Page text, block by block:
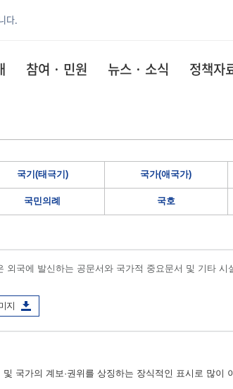
다.
참여 · 민원 뉴스 · 소식 정책자
국기(태극기) 국가(애국가)
국민의례 국호
외국에 발신하는 공문서와 국가적 중요문서 및 기타
지
및 국가의 계보·권위를 상징하는 장식적인 표시로 많